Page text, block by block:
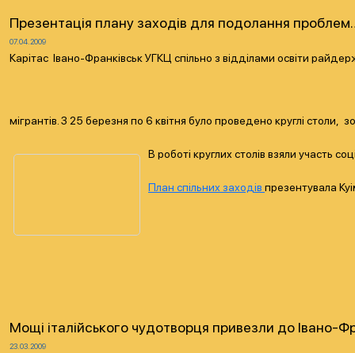
Презентація плану заходів для подолання
07.04.2009
Карітас Івано-Франківськ УГКЦ спільно з відділами освіти
мігрантів. З 25 березня по 6 квітня було проведено круглі столи,
В роботі круглих столів взяли участь
План спільних заходів презентувала
Мощі італійського чудотворця привезли до Івано-
23.03.2009